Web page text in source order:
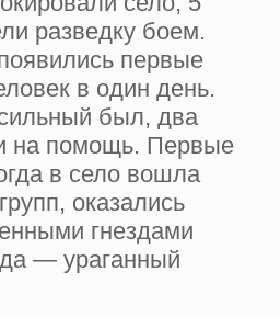
разведку боем.
первые
в один день.
был, два
на помощь. Первые
в село вошла
оказались
гнез­дами
— ураганный